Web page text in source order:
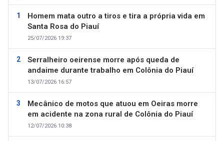
Homem mata outro a tiros e tira a própria vida em
Santa Rosa do Piauí
25/07/2026 19:37
Serralheiro oeirense morre após queda de
andaime durante trabalho em Colônia do Piauí
13/07/2026 16:57
Mecânico de motos que atuou em Oeiras morre
em acidente na zona rural de Colônia do Piauí
12/07/2026 10:38